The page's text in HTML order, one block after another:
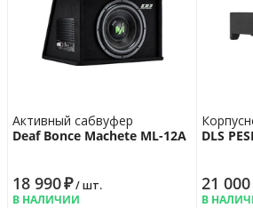
Активный сабвуфер
Deaf Bonce Machete ML-12A
18 990₽/ шт.
В НАЛИЧИИ
DLS
21 000
В